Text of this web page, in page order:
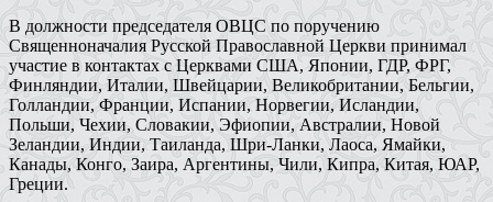
В должности председателя ОВЦС по поручению
Священноначалия Русской Православной Церкви принимал
участие в контактах с Церквами США, Японии, ГДР, ФРГ,
Финляндии, Италии, Швейцарии, Великобритании, Бельгии,
Голландии, Франции, Испании, Норвегии, Исландии,
Польши, Чехии, Словакии, Эфиопии, Австралии, Новой
Зеландии, Индии, Таиланда, Шри-Ланки, Лаоса, Ямайки,
Канады, Конго, Заира, Аргентины, Чили, Кипра, Китая, ЮАР,
Греции.